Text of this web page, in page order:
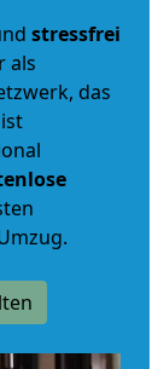
stressfrei
als
das